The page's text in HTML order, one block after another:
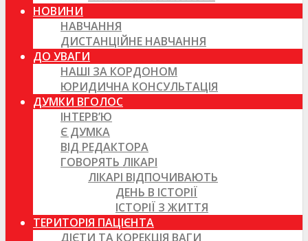
НОВИНИ
НАВЧАННЯ
ДИСТАНЦІЙНЕ НАВЧАННЯ
ДО УВАГИ
НАШІ ЗА КОРДОНОМ
ЮРИДИЧНА КОНСУЛЬТАЦІЯ
ДУМКИ ВГОЛОС
ІНТЕРВ’Ю
Є ДУМКА
ВІД РЕДАКТОРА
ГОВОРЯТЬ ЛІКАРІ
ЛІКАРІ ВІДПОЧИВАЮТЬ
ДЕНЬ В ІСТОРІЇ
ІСТОРІЇ З ЖИТТЯ
ТЕРИТОРІЯ ПАЦІЄНТА
ДІЄТИ ТА КОРЕКЦІЯ ВАГИ